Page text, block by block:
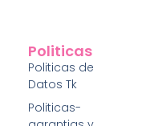
Politicas
Politicas de
Datos Tk
Politicas-